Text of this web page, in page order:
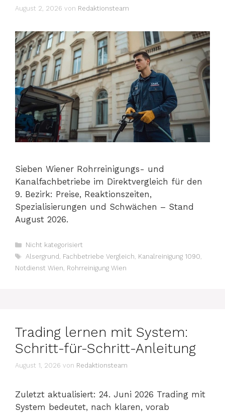
August 2, 2026 von Redaktionsteam
Sieben Wiener Rohrreinigungs- und
Kanalfachbetriebe im Direktvergleich für den
9. Bezirk: Preise, Reaktionszeiten,
Spezialisierungen und Schwächen – Stand
August 2026.
Kategorien
Nicht kategorisiert
Schlagwörter
Alsergrund Fachbetriebe Vergleich Kanalreinigung 1090
Notdienst Wien Rohrreinigung Wien
Trading lernen mit System:
Schritt-für-Schritt-Anleitung
August 1, 2026 von Redaktionsteam
Zuletzt aktualisiert: 24. Juni 2026 Trading mit
System bedeutet, nach klaren, vorab